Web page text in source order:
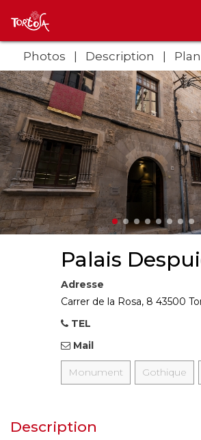
Photos Description Plan
Palais
Adresse
Carrer de la Rosa, 8 43500
TEL
Mail
Monument Gothique
Description